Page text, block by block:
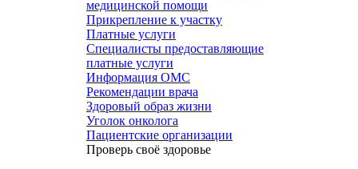
медицинской помощи
Прикрепление к участку
Платные услуги
Специалисты предоставляющие
платные услуги
Информация ОМС
Рекомендации врача
Здоровый образ жизни
Уголок онколога
Пациентские организации
Проверь своё здоровье